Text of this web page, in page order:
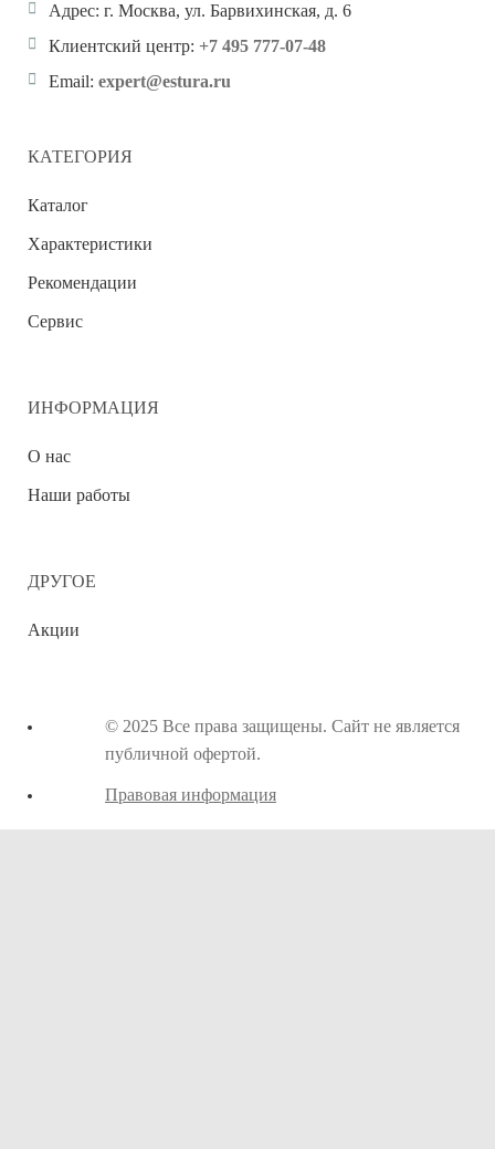
Адрес: г. Москва, ул. Барвихинская, д. 6
Клиентский центр: +7 495 777-07-48
Email: expert@estura.ru
КАТЕГОРИЯ
Каталог
Характеристики
Рекомендации
Сервис
ИНФОРМАЦИЯ
О нас
Наши работы
ДРУГОЕ
Акции
© 2025 Все права защищены. Сайт не является
публичной офертой.
Правовая информация